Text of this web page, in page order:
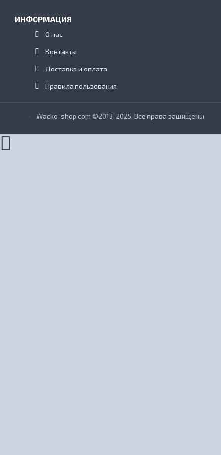
ИНФОРМАЦИЯ
О нас
Контакты
Доставка и оплата
Правила пользования
Wacko-shop.com ©2018-2025. Все права защищены